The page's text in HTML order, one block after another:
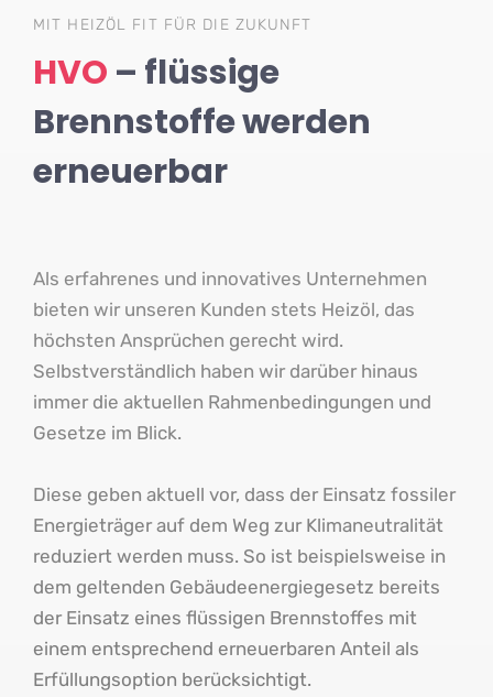
MIT HEIZÖL FIT FÜR DIE ZUKUNFT
HVO – flüssige
Brennstoffe werden
erneuerbar
Als erfahrenes und innovatives Unternehmen
bieten wir unseren Kunden stets Heizöl, das
höchsten Ansprüchen gerecht wird.
Selbstverständlich haben wir darüber hinaus
immer die aktuellen Rahmenbedingungen und
Gesetze im Blick.
Diese geben aktuell vor, dass der Einsatz fossiler
Energieträger auf dem Weg zur Klimaneutralität
reduziert werden muss. So ist beispielsweise in
dem geltenden Gebäudeenergiegesetz bereits
der Einsatz eines flüssigen Brennstoffes mit
einem entsprechend erneuerbaren Anteil als
Erfüllungsoption berücksichtigt.